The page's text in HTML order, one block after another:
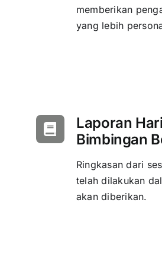
memberikan
yang lebih
Laporan
Bimbingan
Ringkasan dari
telah dilakukan
akan diberikan.